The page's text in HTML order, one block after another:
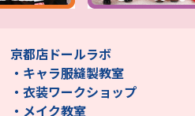
京都店ドールラボ
・キャラ服縫製教室
・衣装ワークショップ
・メイク教室